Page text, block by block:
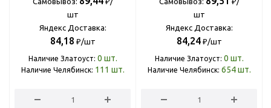
шт
Яндекс Доставка:
84,18 ₽/шт
Наличие Златоуст: 0 шт.
Наличие Челябинск: 111 шт.
шт
Яндекс Доставка:
84,24₽/шт
Наличие Златоуст: 0 шт.
Наличие Челябинск: 654 шт.